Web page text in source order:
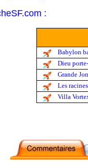
:
Babylon
Dieu
Grande
Les
Villa